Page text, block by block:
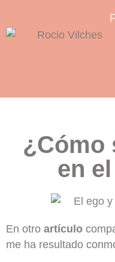
¿Cómo
en
En otro artículo
me ha resultado